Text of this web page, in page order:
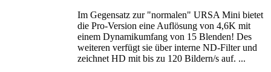
Im Gegensatz zur "normalen" URSA Mini bietet
die Pro-Version eine Auflösung von 4,6K mit
einem Dynamikumfang von 15 Blenden! Des
weiteren verfügt sie über interne ND-Filter und
zeichnet HD mit bis zu 120 Bildern/s auf. ...